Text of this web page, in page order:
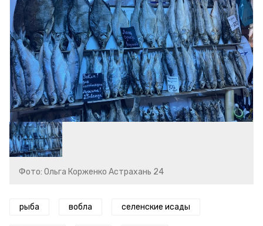
Фото: Ольга Корженко Астрахань 24
рыба вобла селенские исады